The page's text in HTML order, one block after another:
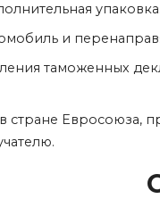
и
таможенных
Евросоюза,